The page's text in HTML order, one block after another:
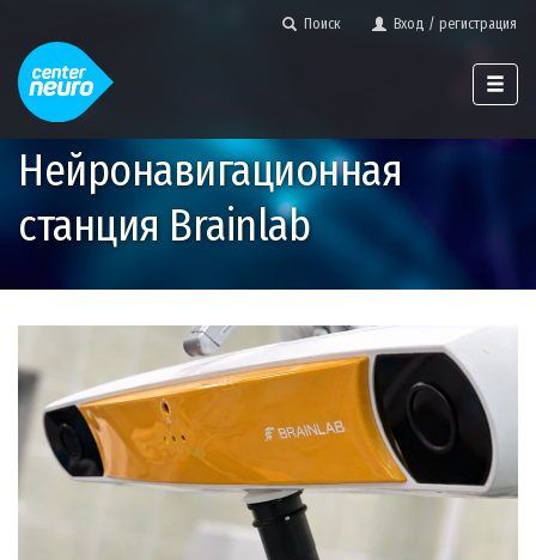
Поиск Вход / регистрация
Нейронавигационная
станция Brainlab